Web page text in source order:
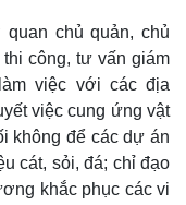
chủ quản, chủ
công, tư vấn giám
việc với các địa
việc cung ứng vật
không để các dự án
cát, sỏi, đá; chỉ đạo
khắc phục các vi